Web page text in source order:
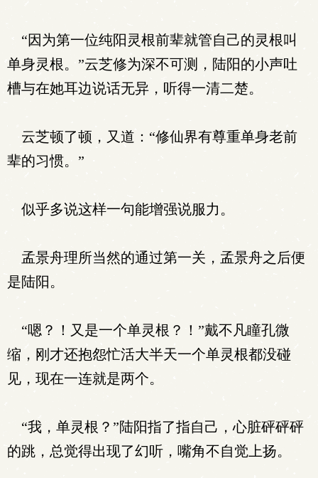
“因为第一位纯阳灵根前辈就管自己的灵根叫
单身灵根。”云芝修为深不可测，陆阳的小声吐
槽与在她耳边说话无异，听得一清二楚。
云芝顿了顿，又道：“修仙界有尊重单身老前
辈的习惯。”
似乎多说这样一句能增强说服力。
孟景舟理所当然的通过第一关，孟景舟之后便
是陆阳。
“嗯？！又是一个单灵根？！”戴不凡瞳孔微
缩，刚才还抱怨忙活大半天一个单灵根都没碰
见，现在一连就是两个。
“我，单灵根？”陆阳指了指自己，心脏砰砰砰
的跳，总觉得出现了幻听，嘴角不自觉上扬。